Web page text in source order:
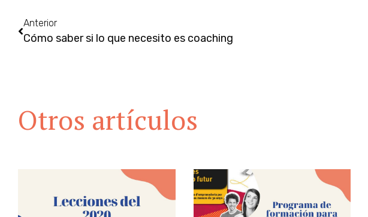
Anterior
Cómo saber si lo que necesito es coaching
Otros artículos